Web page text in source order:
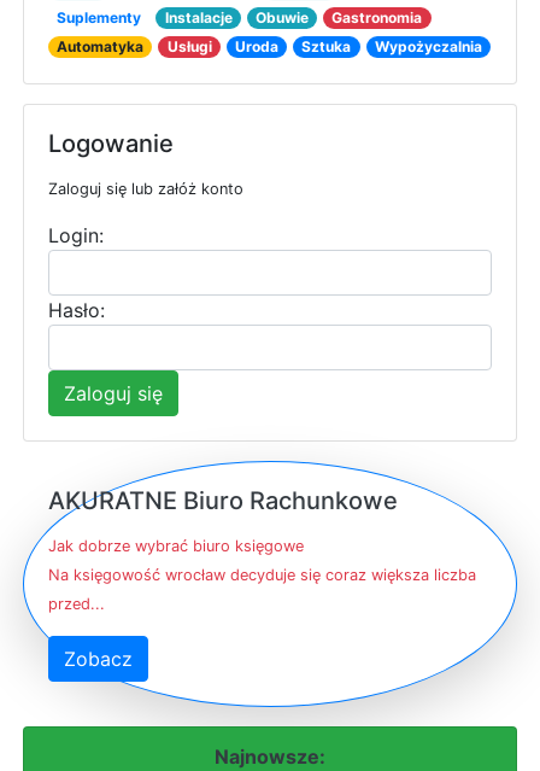
Suplementy
Instalacje Obuwie
Gastronomia
Automatyka
Usługi Uroda Sztuka Wypożyczalnia
Logowanie
Zaloguj się lub załóż konto
Login:
Hasło:
Zaloguj się
AKURATNE Biuro Rachunkowe
Jak dobrze wybrać biuro księgowe
Na księgowość wrocław decyduje się coraz większa liczba
przed...
Zobacz
Najnowsze: